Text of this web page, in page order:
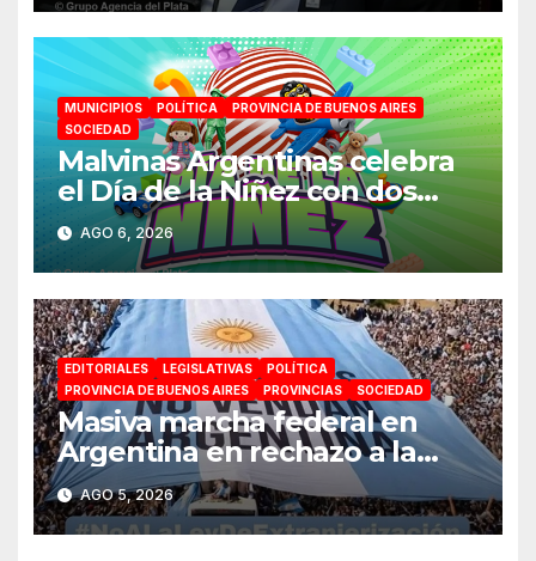
MUNICIPIOS POLÍTICA
PROVINCIA DE BUENOS AIRES
SOCIEDAD
Malvinas Argentinas celebra
el Día de la Niñez con dos
jornadas de juegos,
espectáculos y actividades
para toda la familia
AGO 6, 2026
EDITORIALES LEGISLATIVAS
POLÍTICA
PROVINCIA DE BUENOS AIRES
PROVINCIAS SOCIEDAD
Masiva marcha federal en
Argentina en rechazo a la
reforma de la Ley de Tierras
impulsada por Milei: «La
soberanía no se negocia»
AGO 5, 2026